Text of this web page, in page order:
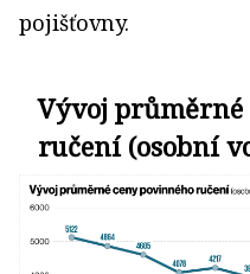
pojišťovny.
Vývoj průměrné
ručení (osobní